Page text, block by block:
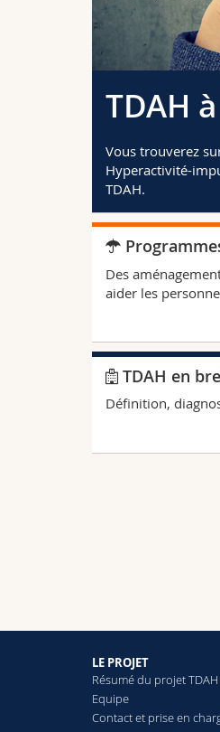
TDAH
Vous trouverez
Hyperactivité-
TDAH.
Des
aider les
TDAH en
Définition,
LE PROJET
Résumé du projet TDAH
Equipe
Contact et prise en